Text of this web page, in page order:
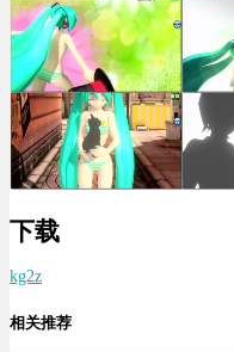
下载
kg2z
相关推荐